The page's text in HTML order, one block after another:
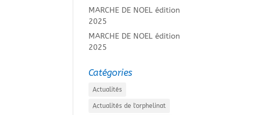
MARCHE DE NOEL édition
2025
MARCHE DE NOEL édition
2025
Catégories
Actualités
Actualités de l'orphelinat